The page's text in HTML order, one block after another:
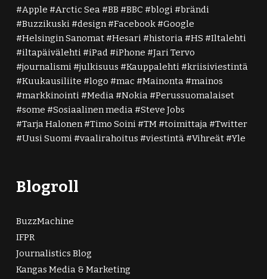
Apple Arctic Sea BB BBC blogi
brändi
Buzzikuski
design Facebook
Google
Helsingin Sanomat
Hesari historia HS
Iltalehti
iltapäivälehti
iPad iPhone
Jari Tervo
journalismi
julkisuus Kauppalehti
kriisiviestintä
Kuukausiliite
logo mac Mainonta
mainos
markkinointi
Media Nokia
Perussuomalaiset
some
Sosiaalinen media
Steve Jobs
Tarja Halonen
Timo Soini TM toimittaja
Twitter
Uusi Suomi
vaalirahoitus viestintä Vihreät Yle
Blogroll
BuzzMachine
IFPR
Journalistics Blog
Kangas Media & Marketing